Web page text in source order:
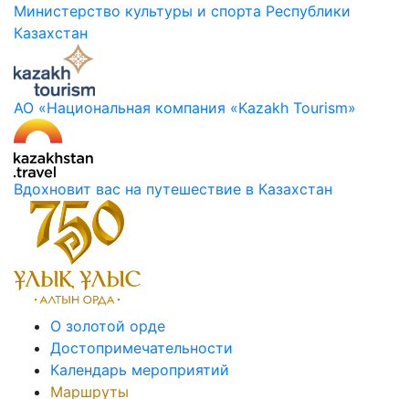
Министерство культуры и спорта Республики
Казахстан
АО «Национальная компания «Kazakh Tourism»
Вдохновит вас на путешествие в Казахстан
О золотой орде
Достопримечательности
Календарь мероприятий
Маршруты